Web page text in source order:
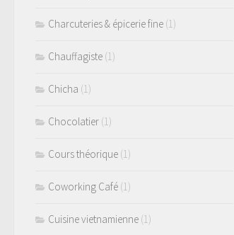
Charcuteries & épicerie fine (1)
Chauffagiste (1)
Chicha (1)
Chocolatier (1)
Cours théorique (1)
Coworking Café (1)
Cuisine vietnamienne (1)